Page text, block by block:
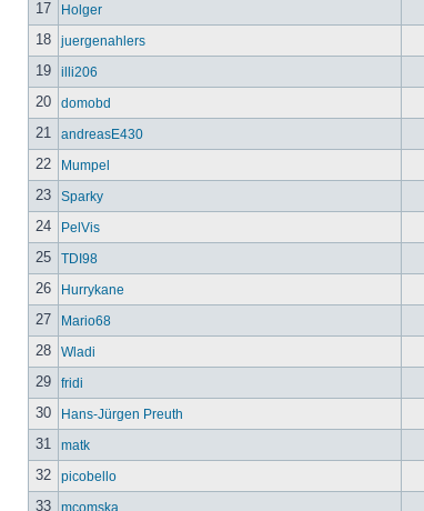
17
Holger
18
juergenahlers
19
illi206
20
domobd
21
andreasE430
22
Mumpel
23
Sparky
24
PelVis
25
TDI98
26
Hurrykane
27
Mario68
28
Wladi
29
fridi
30
Hans-Jürgen Preuth
31
matk
32
picobello
33
mcomska